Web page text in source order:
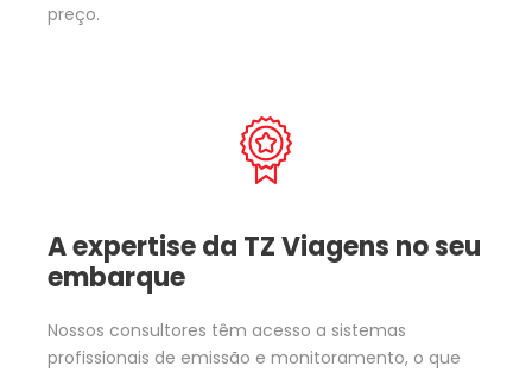
preço.
A expertise da TZ Viagens no seu
embarque
Nossos consultores têm acesso a sistemas
profissionais de emissão e monitoramento, o que